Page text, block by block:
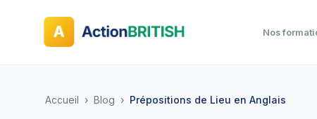
Nos
Accueil › Blog › Prépositions de Lieu en Anglais